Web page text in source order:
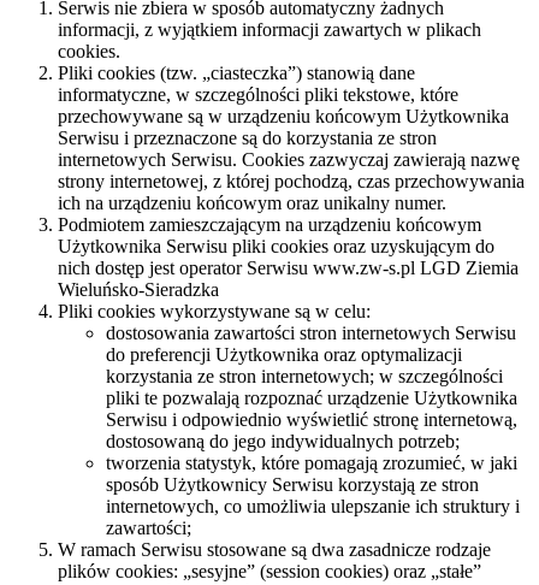
Serwis nie zbiera w sposób automatyczny żadnych
informacji, z wyjątkiem informacji zawartych w plikach
cookies.
Pliki cookies (tzw. „ciasteczka”) stanowią dane
informatyczne, w szczególności pliki tekstowe, które
przechowywane są w urządzeniu końcowym Użytkownika
Serwisu i przeznaczone są do korzystania ze stron
internetowych Serwisu. Cookies zazwyczaj zawierają nazwę
strony internetowej, z której pochodzą, czas przechowywania
ich na urządzeniu końcowym oraz unikalny numer.
Podmiotem zamieszczającym na urządzeniu końcowym
Użytkownika Serwisu pliki cookies oraz uzyskującym do
nich dostęp jest operator Serwisu www.zw-s.pl LGD Ziemia
Wieluńsko-Sieradzka
Pliki cookies wykorzystywane są w celu:
dostosowania zawartości stron internetowych Serwisu
do preferencji Użytkownika oraz optymalizacji
korzystania ze stron internetowych; w szczególności
pliki te pozwalają rozpoznać urządzenie Użytkownika
Serwisu i odpowiednio wyświetlić stronę internetową,
dostosowaną do jego indywidualnych potrzeb;
tworzenia statystyk, które pomagają zrozumieć, w jaki
sposób Użytkownicy Serwisu korzystają ze stron
internetowych, co umożliwia ulepszanie ich struktury i
zawartości;
W ramach Serwisu stosowane są dwa zasadnicze rodzaje
plików cookies: „sesyjne” (session cookies) oraz „stałe”